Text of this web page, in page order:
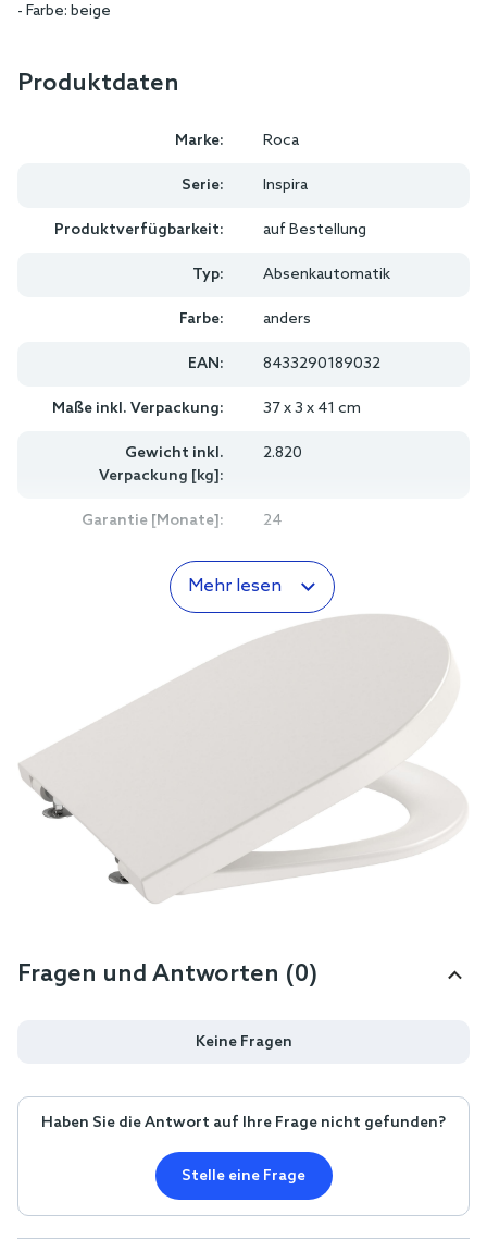
- Farbe: beige
Produktdaten
Marke: Roca
Serie: Inspira
Produktverfügbarkeit: auf Bestellung
Typ: Absenkautomatik
Farbe: anders
EAN: 8433290189032
Maße inkl. Verpackung: 37 x 3 x 41 cm
Gewicht inkl.
Verpackung [kg]:
2.820
Garantie [Monate]: 24
Mehr lesen
Fragen und Antworten (0)
Keine Fragen
Haben Sie die Antwort auf Ihre Frage nicht gefunden?
Stelle eine Frage